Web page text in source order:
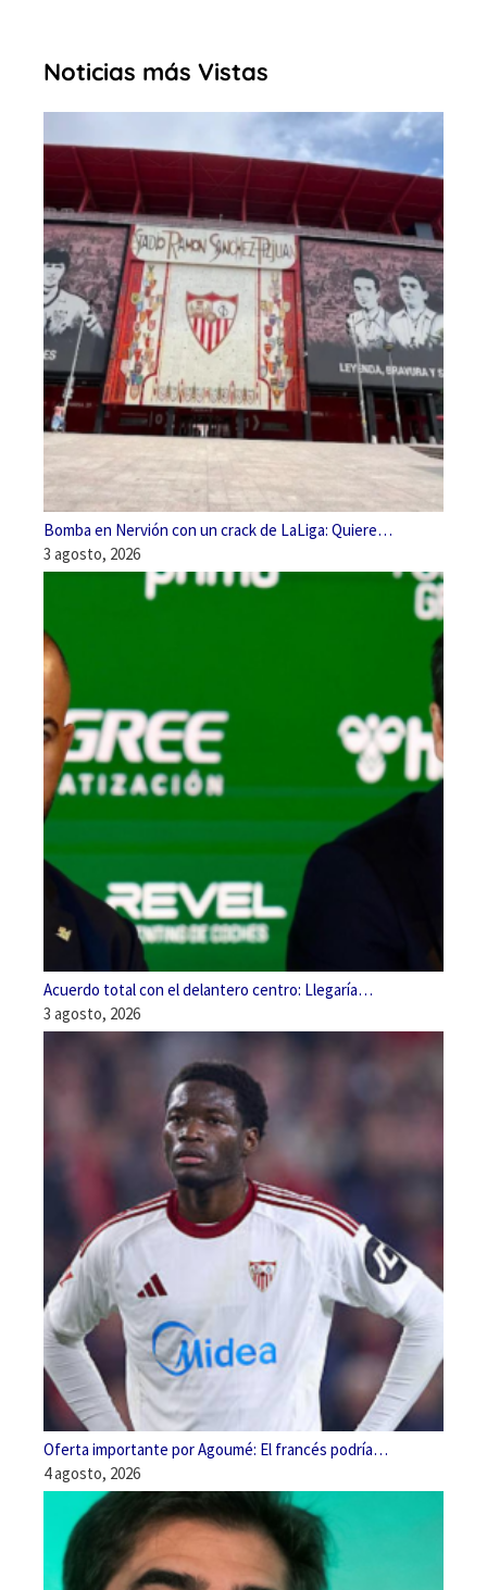
Noticias más Vistas
Bomba en Nervión con un crack de LaLiga: Quiere…
3 agosto, 2026
Acuerdo total con el delantero centro: Llegaría…
3 agosto, 2026
Oferta importante por Agoumé: El francés podría…
4 agosto, 2026